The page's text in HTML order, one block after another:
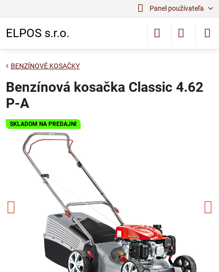
Panel používateľa
ELPOS s.r.o.
SKLADOM NA PREDAJNI
BENZÍNOVÉ KOSAČKY
Benzínová kosačka Classic 4.62
P-A